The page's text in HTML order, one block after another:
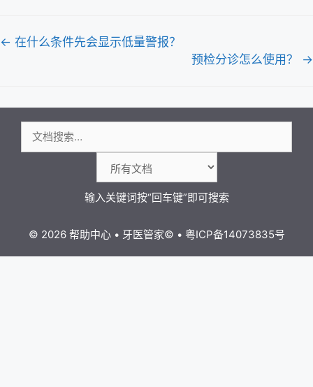
文
← 在什么条件先会显示低量警报？
预检分诊怎么使用？ →
索：
© 2026 帮助中心• 牙医管家© • 粤ICP备14073835号